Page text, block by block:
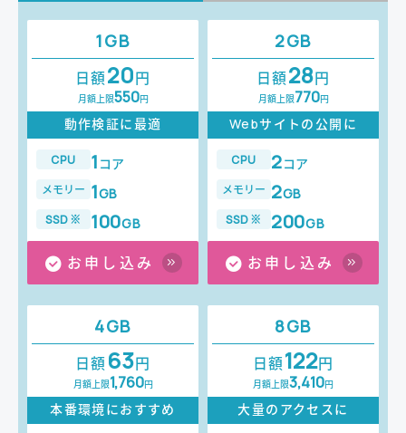
1GB
日額20円
月額上限550円
動作検証に最適
CPU 1 コア
メモリー 1GB
SSD※ 100GB
お申し込み
2GB
日額28円
月額上限770円
Webサイトの公開に
CPU 2コア
メモリー 2GB
SSD※ 200GB
お申し込み
4GB
日額63円
月額上限1,760円
本番環境におすすめ
8GB
日額122円
月額上限3,410円
大量のアクセスに